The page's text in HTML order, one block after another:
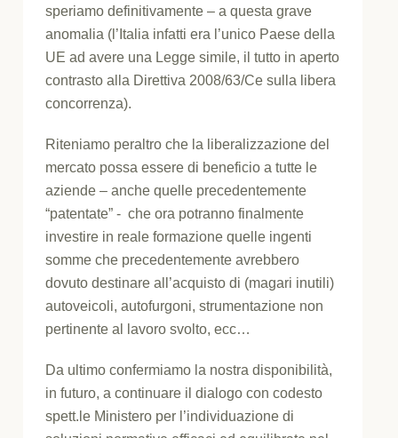
speriamo definitivamente – a questa grave
anomalia (l’Italia infatti era l’unico Paese della
UE ad avere una Legge simile, il tutto in aperto
contrasto alla Direttiva 2008/63/Ce sulla libera
concorrenza).
Riteniamo peraltro che la liberalizzazione del
mercato possa essere di beneficio a tutte le
aziende – anche quelle precedentemente
“patentate” - che ora potranno finalmente
investire in reale formazione quelle ingenti
somme che precedentemente avrebbero
dovuto destinare all’acquisto di (magari inutili)
autoveicoli, autofurgoni, strumentazione non
pertinente al lavoro svolto, ecc…
Da ultimo confermiamo la nostra disponibilità,
in futuro, a continuare il dialogo con codesto
spett.le Ministero per l’individuazione di